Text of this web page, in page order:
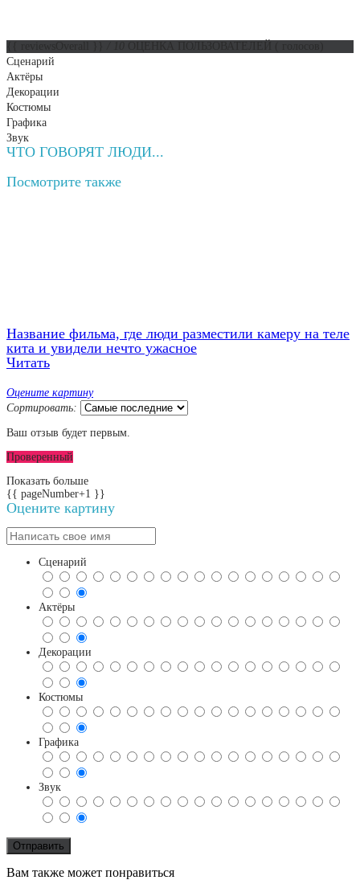
Сценарий
Актёры
Декорации
Костюмы
Графика
Звук
ЧТО ГОВОРЯТ ЛЮДИ...
Посмотрите также
Название фильма, где люди разместили камеру на теле
кита и увидели нечто ужасное
Читать
Оцените картину
Сортировать:
Ваш отзыв будет первым.
Проверенный
Показать больше
{{ pageNumber+1 }}
Оцените картину
Сценарий
Актёры
Декорации
Костюмы
Графика
Звук
Вам также может понравиться